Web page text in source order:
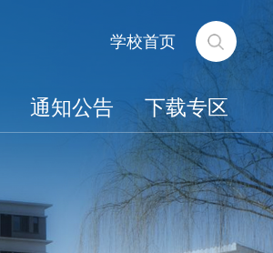
学校首页
通知公告 下载专区